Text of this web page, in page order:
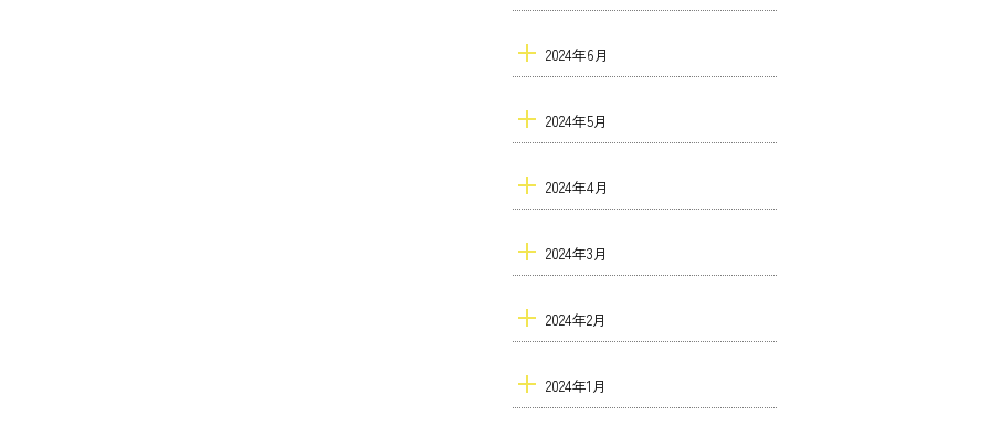
2024年6月
2024年5月
2024年4月
2024年3月
2024年2月
2024年1月